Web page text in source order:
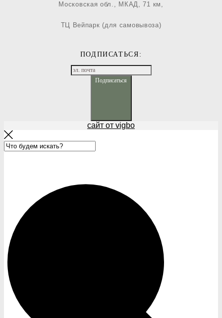
Московская обл., МКАД, 71 км,
ТЦ Вейпарк (для самовывоза)
ПОДПИСАТЬСЯ:
Подписаться
сайт от vigbo